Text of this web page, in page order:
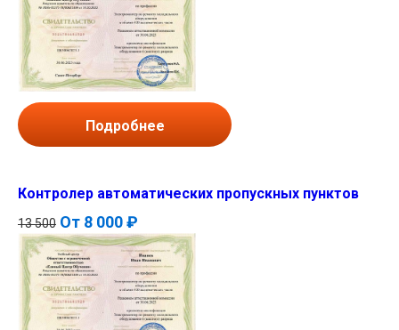
Подробнее
Контролер автоматических пропускных пунктов
13 500 От 8 000 ₽